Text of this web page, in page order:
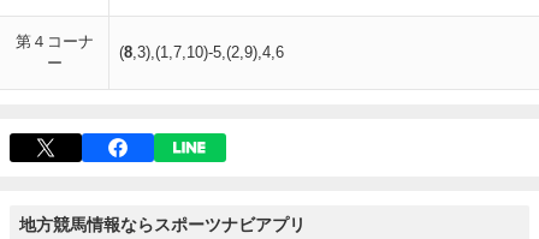
第４コーナ
ー
(8,3),(1,7,10)-5,(2,9),4,6
地方競馬情報ならスポーツナビアプリ